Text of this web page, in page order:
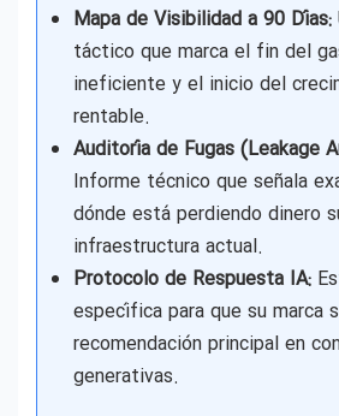
Mapa de Visibilidad a 90 Días:
táctico que marca el fin del
ineficiente y el inicio del
rentable.
Auditoría de Fugas (Leakage
Informe técnico que señala
dónde está perdiendo dinero
infraestructura actual.
Protocolo de Respuesta IA:
específica para que su marca
recomendación principal en
generativas.